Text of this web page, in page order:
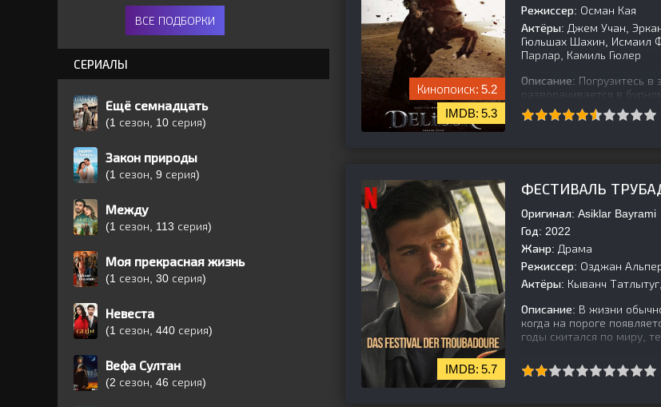
5.2
5.3
Режиссер: Осман Кая
Актёры: Джем Учан,
Гюльшах Шахин, Исмаил
Парлар, Камиль Гюлер
Описание: Погрузитесь
разворачивается в
могущественной
5.7
ФЕСТИВАЛЬ
Оригинал: Asiklar Bayrami
Год: 2022
Жанр: Драма
Режиссер: Озджан
Актёры: Кыванч
Описание: В жизни
когда на пороге
годы скитался по миру,
ВСЕ ПОДБОРКИ
СЕРИАЛЫ
Ещё семнадцать
(1 сезон, 10 серия)
Закон природы
(1 сезон, 9 серия)
Между
(1 сезон, 113 серия)
Моя прекрасная жизнь
(1 сезон, 30 серия)
Невеста
(1 сезон, 440 серия)
Вефа Султан
(2 сезон, 46 серия)